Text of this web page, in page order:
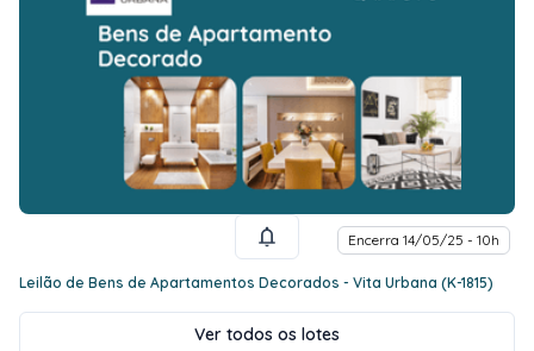
Encerra 14/05/25 - 10h
Leilão de Bens de Apartamentos Decorados - Vita Urbana (K-1815)
Ver todos os lotes